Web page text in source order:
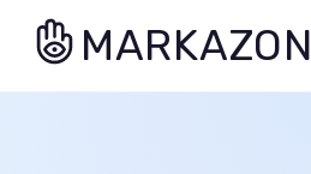
MARKAZON